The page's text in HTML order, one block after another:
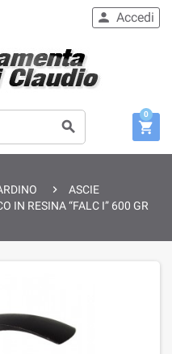

 Accedi

0

ASCIE
IN RESINA “FALC I” 600 GR